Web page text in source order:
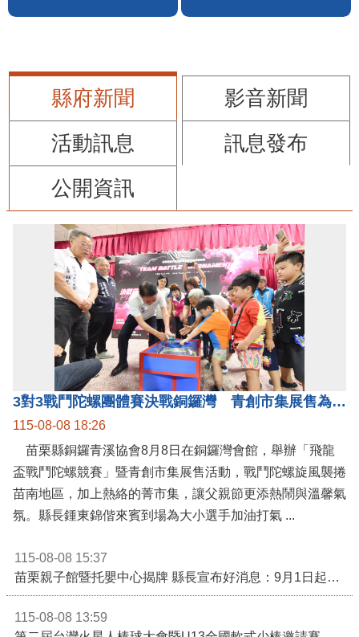
縣府新聞
影音新聞
活動訊息
訊息發布
公開資訊
3對3戰鬥陀螺團體賽決戰銅鑼灣 青創市集展售為父親節增添繽紛
115-08-08 18:26
苗栗縣銅鑼青溪協會8月8日在銅鑼灣會館，舉辦「飛龍
盃戰鬥陀螺競賽」暨青創市集展售活動，戰鬥陀螺旋風襲捲
苗南地區，加上熱絡的菁市集，讓父親節更添熱鬧與溫馨氣
氛。縣長鍾東錦偕來賓到場為大小選手加油打氣 ...
115-08-08 15:37
苗栗親子館暨托嬰中心揭牌 縣長宣布好消息：9月1日起調降臨時托嬰費用
115-08-08 13:59